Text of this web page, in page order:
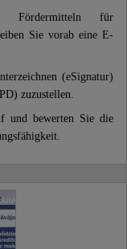
Fördermitteln für
Sie vorab eine E-
(eSignatur)
zuzustellen.
und bewerten Sie die